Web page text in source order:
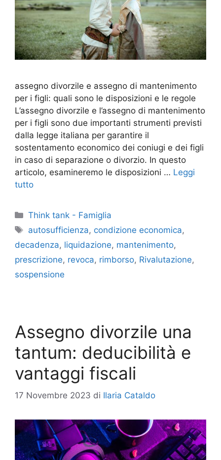
assegno divorzile e assegno di mantenimento
per i figli: quali sono le disposizioni e le regole
L’assegno divorzile e l’assegno di mantenimento
per i figli sono due importanti strumenti previsti
dalla legge italiana per garantire il
sostentamento economico dei coniugi e dei figli
in caso di separazione o divorzio. In questo
articolo, esamineremo le disposizioni … Leggi
tutto
Categorie
Think tank - Famiglia
Tag
autosufficienza, condizione economica,
decadenza, liquidazione, mantenimento,
prescrizione, revoca, rimborso, Rivalutazione,
sospensione
Assegno divorzile una
tantum: deducibilità e
vantaggi fiscali
17 Novembre 2023 di Ilaria Cataldo